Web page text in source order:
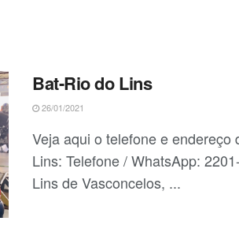
Bat-Rio do Lins
26/01/2021
Veja aqui o telefone e endereço
Lins: Telefone / WhatsApp:
Lins de Vasconcelos, ...